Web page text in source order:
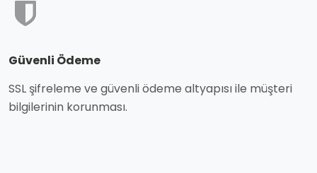
Güvenli Ödeme
SSL şifreleme ve güvenli ödeme altyapısı ile müşteri
bilgilerinin korunması.